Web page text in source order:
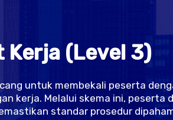
Kerja (Level 3)
untuk membekali peserta
kerja. Melalui skema ini, peserta
standar prosedur